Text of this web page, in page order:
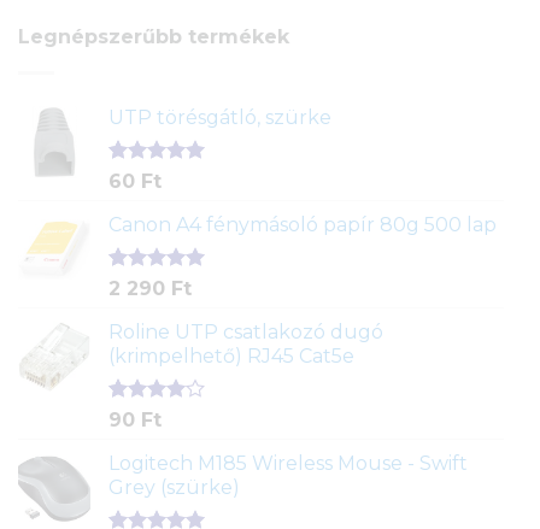
Legnépszerűbb termékek
UTP törésgátló, szürke
Értékelés
ből,
1
értékelés
alapján
60 Ft
Canon A4 fénymásoló papír 80g 500 lap
Értékelés
ből,
2
értékelés
alapján
2 290 Ft
Roline UTP csatlakozó dugó
(krimpelhető) RJ45 Cat5e
Értékelés
5-ből,
2
értékelés
alapján
90 Ft
Logitech M185 Wireless Mouse - Swift
Grey (szürke)